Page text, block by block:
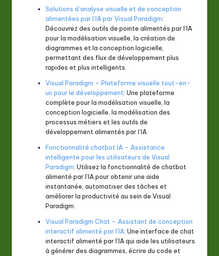
Solutions d’analyse visuelle et de conception
alimentées par l’IA par Visual Paradigm:
Découvrez des outils de pointe alimentés par l’IA
pour la modélisation visuelle, la création de
diagrammes et la conception logicielle,
permettant des flux de développement plus
rapides et plus intelligents.
Visual Paradigm – Plateforme visuelle tout-en-
un pour le développement: Une plateforme
complète pour la modélisation visuelle, la
conception logicielle, la modélisation des
processus métiers et les outils de
développement alimentés par l’IA.
Fonctionnalité chatbot IA – Assistance
intelligente pour les utilisateurs de Visual
Paradigm: Utilisez la fonctionnalité de chatbot
alimenté par l’IA pour obtenir une aide
instantanée, automatiser des tâches et
améliorer la productivité au sein de Visual
Paradigm.
Visual Paradigm Chat – Assistant de conception
interactif alimenté par l’IA: Une interface de chat
interactif alimenté par l’IA qui aide les utilisateurs
à générer des diagrammes, écrire du code et